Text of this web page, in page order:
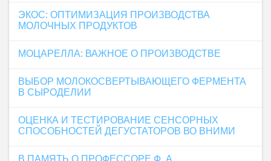
ЭКОС: ОПТИМИЗАЦИЯ ПРОИЗВОДСТВА
МОЛОЧНЫХ ПРОДУКТОВ
МОЦАРЕЛЛА: ВАЖНОЕ О ПРОИЗВОДСТВЕ
ВЫБОР МОЛОКОСВЕРТЫВАЮЩЕГО ФЕРМЕНТА
В СЫРОДЕЛИИ
ОЦЕНКА И ТЕСТИРОВАНИЕ СЕНСОРНЫХ
СПОСОБНОСТЕЙ ДЕГУСТАТОРОВ ВО ВНИМИ
В ПАМЯТЬ О ПРОФЕССОРЕ Ф. А.